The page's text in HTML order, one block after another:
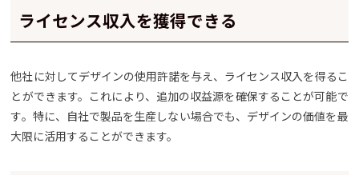
ライセンス収入を獲得できる
他社に対してデザインの使用許諾を与え、ライセンス収入を得るこ
とができます。これにより、追加の収益源を確保することが可能で
す。特に、自社で製品を生産しない場合でも、デザインの価値を最
大限に活用することができます。